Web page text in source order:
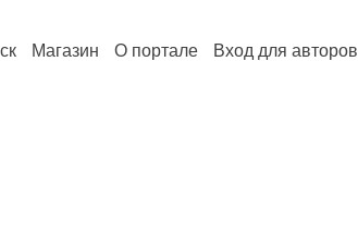
Магазин О портале Вход для авторов